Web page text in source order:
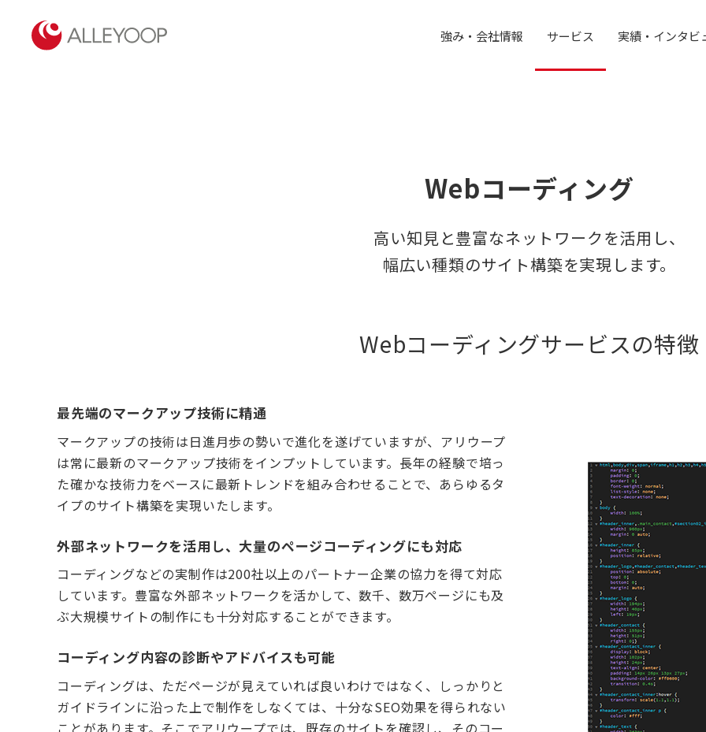
強み・会社情報 サービス 実績・インタビ
Webコーディング
高い知見と豊富なネットワークを活用し、
幅広い種類のサイト構築を実現します。
Webコーディングサービスの特徴
最先端のマークアップ技術に精通
マークアップの技術は日進月歩の勢いで進化を遂げていますが、アリウープ
は常に最新のマークアップ技術をインプットしています。長年の経験で培っ
た確かな技術力をベースに最新トレンドを組み合わせることで、あらゆるタ
イプのサイト構築を実現いたします。
外部ネットワークを活用し、大量のページコーディングにも対応
コーディングなどの実制作は200社以上のパートナー企業の協力を得て対応
しています。豊富な外部ネットワークを活かして、数千、数万ページにも及
ぶ大規模サイトの制作にも十分対応することができます。
コーディング内容の診断やアドバイスも可能
コーディングは、ただページが見えていれば良いわけではなく、しっかりと
ガイドラインに沿った上で制作をしなくては、十分なSEO効果を得られない
ことがあります。そこでアリウープでは、既存のサイトを確認し、そのコー